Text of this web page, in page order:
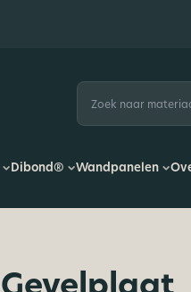
Zoeken
naar:
Dibond® Wandpanelen